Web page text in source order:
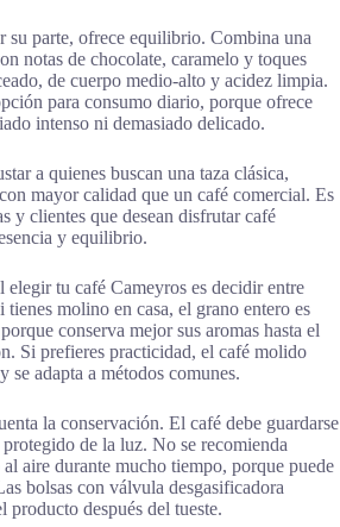
su parte, ofrece equilibrio. Combina una
notas de chocolate, caramelo y toques
de cuerpo medio-alto y acidez limpia.
para consumo diario, porque ofrece
intenso ni demasiado delicado.
a quienes buscan una taza clásica,
mayor calidad que un café comercial. Es
y clientes que desean disfrutar café
y equilibrio.
elegir tu café Cameyros es decidir entre
molino en casa, el grano entero es
conserva mejor sus aromas hasta el
Si prefieres practicidad, el café molido
adapta a métodos comunes.
la conservación. El café debe guardarse
de la luz. No se recomienda
aire durante mucho tiempo, porque puede
bolsas con válvula desgasificadora
producto después del tueste.